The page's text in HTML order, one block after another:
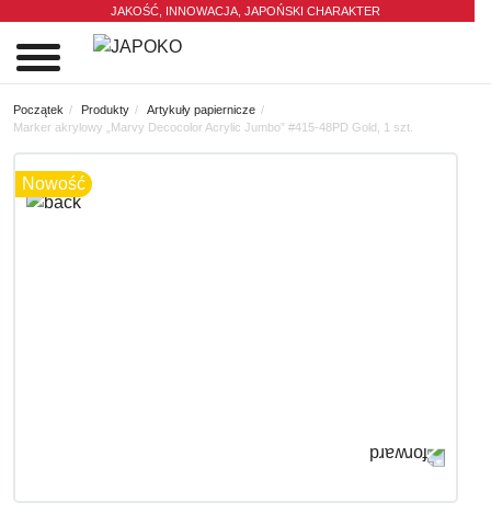
JAKOŚĆ, INNOWACJA, JAPOŃSKI CHARAKTER
Początek Produkty
Artykuły papiernicze
Marker akrylowy „Marvy Decocolor Acrylic Jumbo” #415-48PD Gold, 1 szt.
Nowość